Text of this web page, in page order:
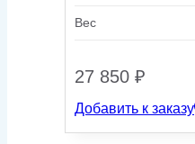
Вес
27 850 ₽
Добавить к заказу